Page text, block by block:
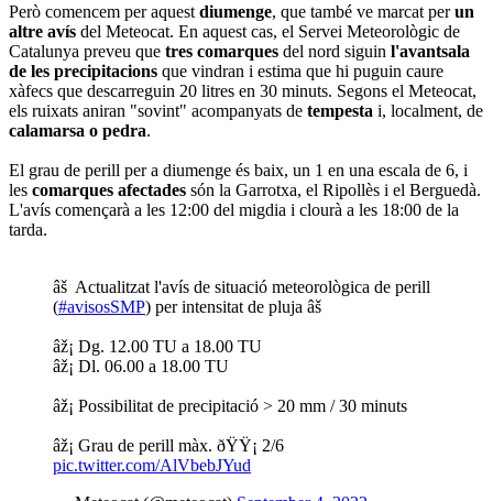
Però comencem per aquest diumenge, que també ve marcat perun
altre avís del Meteocat. En aquest cas, el Servei Meteorològic de
Catalunya preveu que tres comarques del nord siguin l'avantsala
de les precipitacions que vindran i estima que hi puguin caure
xàfecs que descarreguin 20 litres en 30 minuts. Segons el Meteocat,
els ruixats aniran "sovint" acompanyats de tempesta i, localment, de
calamarsa o pedra.
El grau de perill per a diumenge és baix, un 1 en una escala de 6, i
les comarques afectades són la Garrotxa, el Ripollès i el Berguedà.
L'avís començarà a les 12:00 del migdia i clourà a les 18:00 de la
tarda.
âš Actualitzat l'avís de situació meteorològica de perill
(#avisosSMP) per intensitat de pluja âš
âž¡ Dg. 12.00 TU a 18.00 TU
âž¡ Dl. 06.00 a 18.00 TU
âž¡ Possibilitat de precipitació > 20 mm / 30 minuts
âž¡ Grau de perill màx. ðŸŸ¡ 2/6
pic.twitter.com/AlVbebJYud